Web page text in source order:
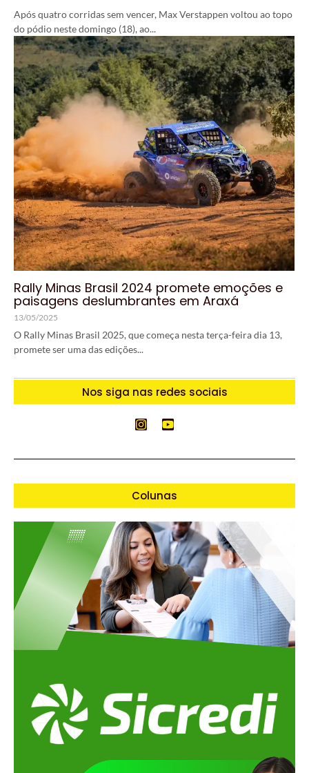
Após quatro corridas sem vencer, Max Verstappen voltou ao topo
do pódio neste domingo (18), ao...
Rally Minas Brasil 2024 promete emoções e
paisagens deslumbrantes em Araxá
13/05/2025
O Rally Minas Brasil 2025, que começa nesta terça-feira dia 13,
promete ser uma das edições...
Nos siga nas redes sociais
Colunas